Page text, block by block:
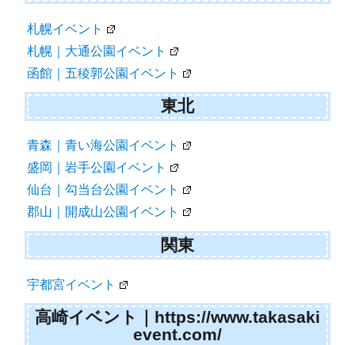
札幌イベント
札幌｜大通公園イベント
函館｜五稜郭公園イベント
東北
青森｜青い海公園イベント
盛岡｜岩手公園イベント
仙台｜勾当台公園イベント
郡山｜開成山公園イベント
関東
宇都宮イベント
高崎イベント｜https://www.takasaki
event.com/